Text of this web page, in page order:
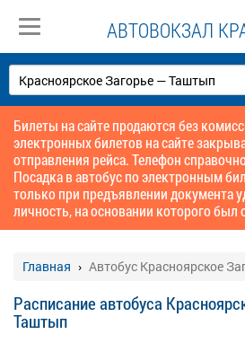
АВТОВОКЗАЛ
Билеты на сайте продаются без
электронных билетов на сайте
отправления рейса. Телефон
Посадка в автобус по электронным
только при предъявлении документа
личность, на основании которого был
Главная Автобус Красноярское
Расписание автобуса
Таштып